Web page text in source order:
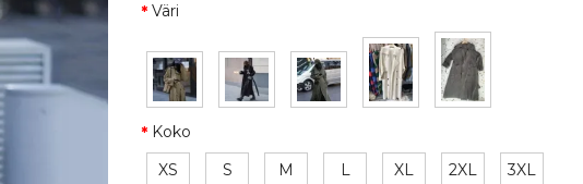
Väri
Koko
XS
S M L XL 2XL 3XL